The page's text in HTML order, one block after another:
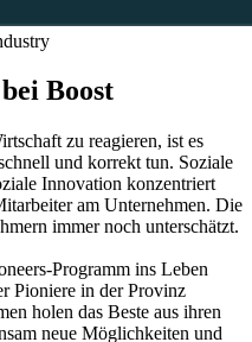
Boost
zu reagieren, ist es
und korrekt tun. Soziale
Innovation konzentriert
am Unternehmen. Die
immer noch unterschätzt.
Programm ins Leben
Pioniere in der Provinz
holen das Beste aus ihren
neue Möglichkeiten und